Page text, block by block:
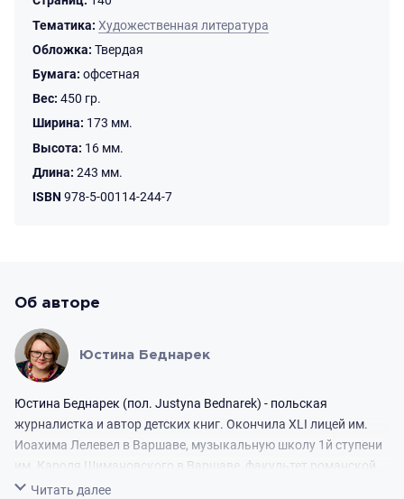
Тематика: Художественная литература
Обложка: Твердая
Бумага: офсетная
Вес: 450 гр.
Ширина: 173 мм.
Высота: 16 мм.
Длина: 243 мм.
ISBN 978-5-00114-244-7
Об авторе
Юстина Беднарек
Юстина Беднарек (пол. Justyna Bednarek) - польская
журналистка и автор детских книг. Окончила XLI лицей им.
Иоахима Лелевел в Варшаве, музыкальную школу 1й ступени
им. Кароля Шимановского в Варшаве, факультет романской
филологии в Варшавском университете и Университет
Свернуть
Читать далее